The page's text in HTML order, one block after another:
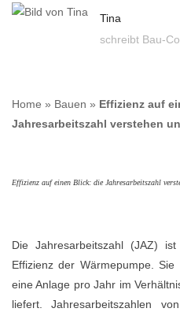
Tina
schreibt Bau-
Home » Bauen » Effizienz auf
Jahresarbeitszahl verstehen
Effizienz auf einen Blick: die Jahresarbeitszahl
Die Jahresarbeitszahl (JAZ)
Effizienz der Wärmepumpe.
eine Anlage pro Jahr im
liefert. Jahresarbeitszahlen